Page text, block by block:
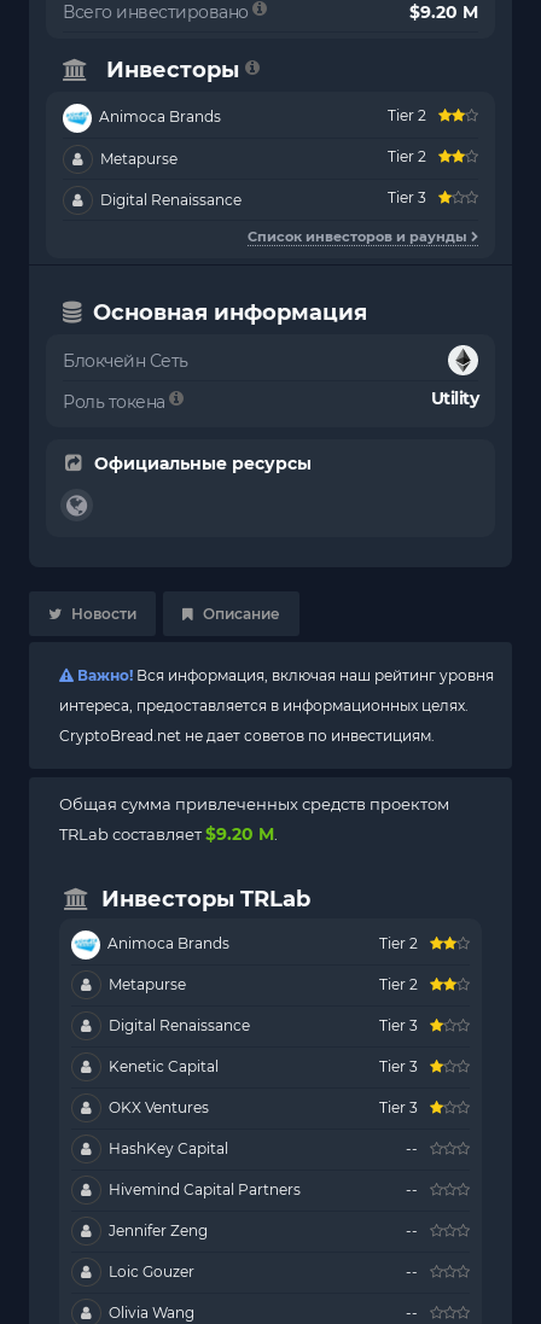
Всего инвестировано $9.20 M
Инвесторы
Animoca Brands Tier 2
Metapurse Tier 2
Digital Renaissance Tier 3
Список инвесторов и раунды
Основная информация
Блокчейн Сеть
Роль токена
Utility
Официальные ресурсы
Новости Описание
Важно! Вся информация, включая наш рейтинг уровня
интереса, предоставляется в информационных целях.
CryptoBread.net не дает советов по инвестициям.
Общая сумма привлеченных средств проектом
TRLab составляет$9.20 M.
Инвесторы TRLab
Animoca Brands Tier 2
Metapurse Tier 2
Digital Renaissance Tier 3
Kenetic Capital Tier 3
OKX Ventures Tier 3
HashKey Capital --
Hivemind Capital Partners --
Jennifer Zeng --
Loic Gouzer --
Olivia Wang --